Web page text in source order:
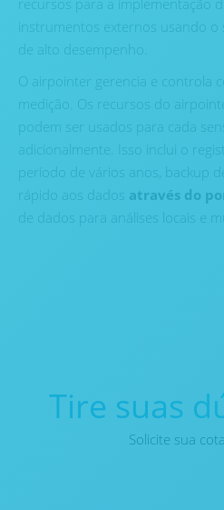
instrumentos externos usando o
de alto desempenho.
O airpointer gerencia e controla
medição. Os recursos do
podem ser usados ​​para cada
adicionalmente. Isso inclui o
período de vários anos, backup
rápido aos dados através do
de dados para análises locais e
Tire suas
Solicite sua